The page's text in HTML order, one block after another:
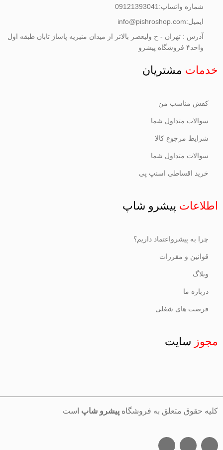
شماره واتساپ:09121393041
ایمیل:info@pishroshop.com
آدرس : تهران - خ ولیعصر بالاتر از میدان منیریه پاساژ تابان طبقه اول
واحد۴ فروشگاه پیشرو
خدمات مشتریان
کفش مناسب من
سوالات متداول شما
شرایط مرجوع کالا
سوالات متداول شما
خرید اقساطی اسنپ پی
اطلاعات پیشرو شاپ
چرا به پیشرواعتماد داریم؟
قوانین و مقررات
وبلاگ
درباره ما
فرصت های شغلی
مجوز سایت
کلیه حقوق متعلق به فروشگاه پیشرو شاپ است